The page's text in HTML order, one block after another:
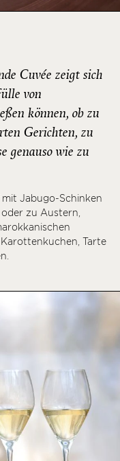
Cuvée zeigt sich
von
können, ob zu
Gerichten, zu
genauso wie zu
Jabugo-Schinken
zu Austern,
Tarte